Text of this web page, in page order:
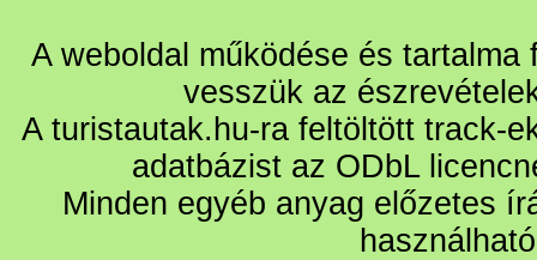
A weboldal működése és
vesszük az
A turistautak.hu-ra feltöltött track-
adatbázist az ODbL
Minden egyéb anyag előzetes